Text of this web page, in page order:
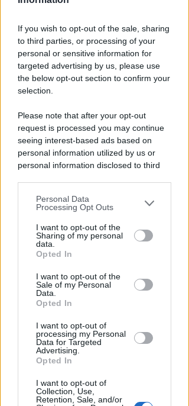
If you wish to opt-out of the sale, sharing
to third parties, or processing of your
personal or sensitive information for
targeted advertising by us, please use
the below opt-out section to confirm your
selection.
Please note that after your opt-out
request is processed you may continue
seeing interest-based ads based on
personal information utilized by us or
personal information disclosed to third
You may separately opt-out of the further
disclosure of your personal information
by third parties on the IAB’s list of
downstream participants.
by us to third parties on the IAB’s List of
Downstream Participants that may
further disclose it to other third parties.
Personal Data
Processing Opt Outs
I want to opt-out of the
Sharing of my personal
data.
Opted In
I want to opt-out of the
Sale of my Personal
Data.
Opted In
I want to opt-out of
processing my Personal
Data for Targeted
Advertising.
Opted In
I want to opt-out of
Collection, Use,
Retention, Sale, and/or
IL COMUNE METTE IN GUARDIA
Fingono di essere carabinieri.
Truffa telefonica segnalata a
Misano
USATA COME "RIFUGIO"
Terrore a Riccione: botte,
sangue, inseguimento.
Vandalizzata auto di un prete
Redazione